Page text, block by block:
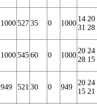
1000 52735 0 1000
14
31 28
1000 54560 0 1000
20 24
28
949 521 30 0 949
20
15